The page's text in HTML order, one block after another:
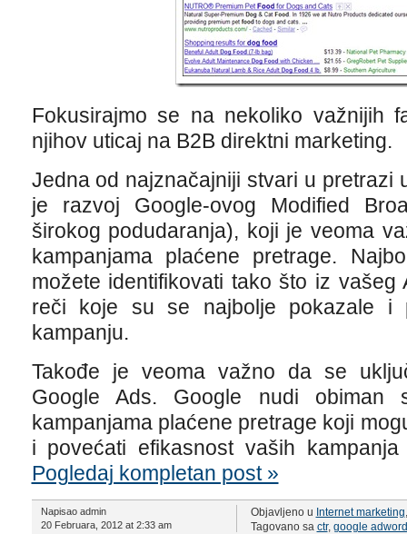
Fokusirajmo se na nekoliko važnijih
njihov uticaj na B2B direktni marketing.
Jedna od najznačajniji stvari u pretrazi
je razvoj Google-ovog Modified
širokog podudaranja), koji je veoma
kampanjama plaćene pretrage.
možete identifikovati tako što iz vašeg
reči koje su se najbolje pokazale i
kampanju.
Takođe je veoma važno da se
Google Ads. Google nudi obiman
kampanjama plaćene pretrage koji
i povećati efikasnost vaših
Pogledaj kompletan post »
Napisao admin
20 Februara, 2012 at 2:33 am
Objavljeno u Internet marketing,
Tagovano sa ctr, google